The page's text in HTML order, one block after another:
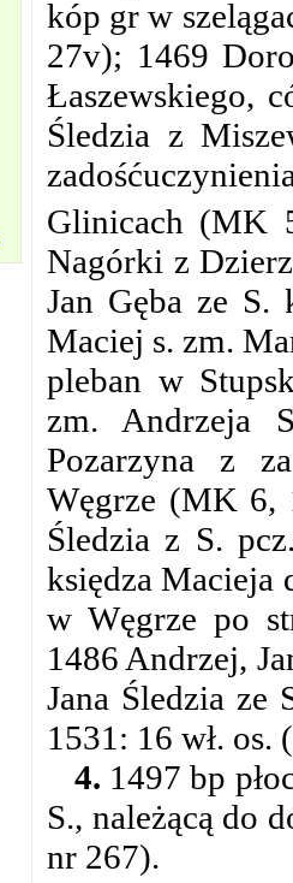
kóp gr w
27v); 1469
Łaszewskiego,
Śledzia z
Glinicach (MK
Nagórki z
Jan Gęba ze
Maciej s. zm.
pleban w
zm. Andrzeja
Pozarzyna z
Węgrze (MK 6,
Śledzia z S.
księdza Macieja
w Węgrze po
1486 Andrzej,
Jana Śledzia
1531: 16 wł. os.
4. 1497 bp
S., należącą do
nr 267).